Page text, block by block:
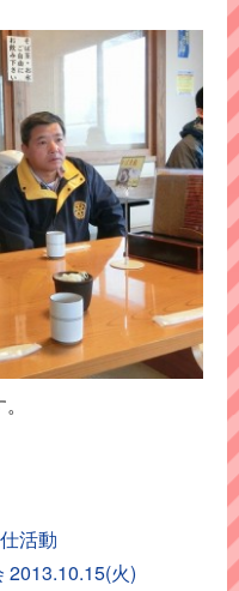
活動
2013.10.15(火)